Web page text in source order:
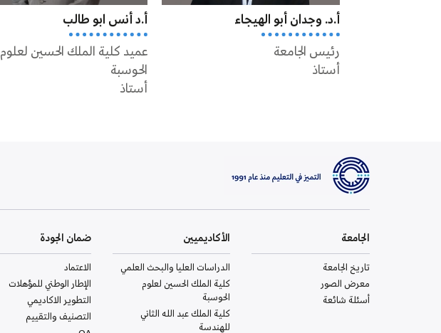
أ.د. وجدان أبو الهيجاء
رئيس الجامعة
أستاذ
أ.د أنس ابو طالب
عميد كلية الملك الحسين لعلوم
الحوسبة
أستاذ
الجامعة
تاريخ الجامعة
معرض الصور
أسئلة شائعة
الأكاديميين
الدراسات العليا والبحث العلمي
كلية الملك الحسين لعلوم
الحوسبة
كلية الملك عبد الله الثاني
للهندسة
ضمان الجودة
الاعتماد
الإطار الوطني للمؤهلات
التطوير الاكاديمي
التصنيف والتقييم